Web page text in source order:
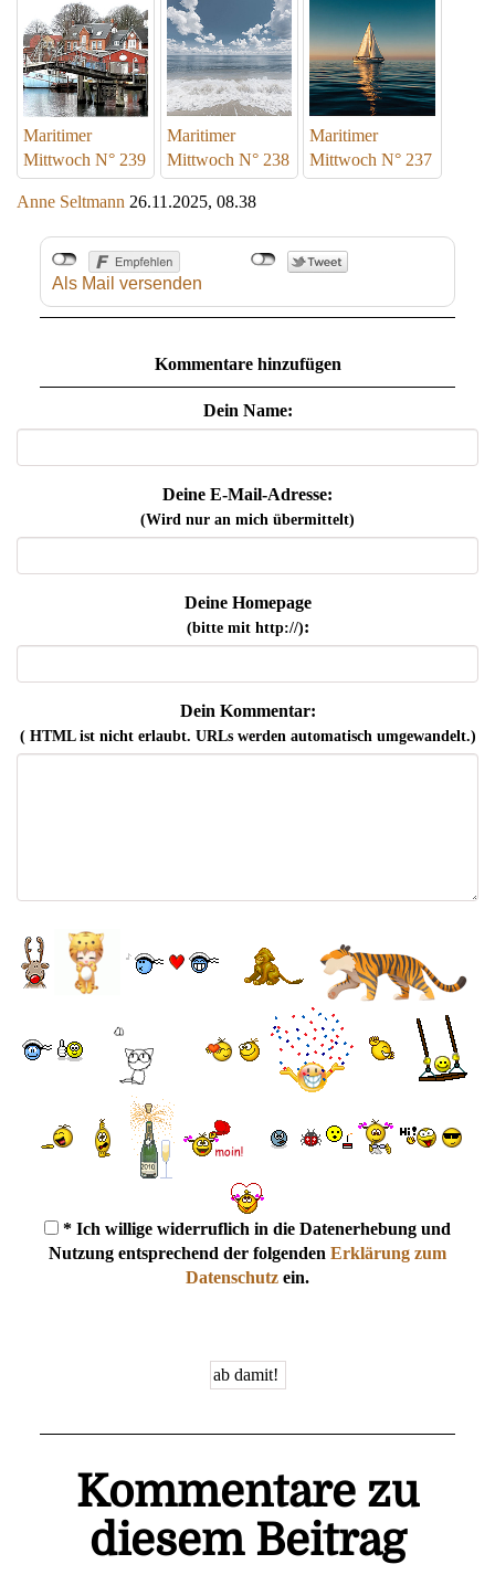
Maritimer
Mittwoch N° 239
Maritimer
Mittwoch N° 238
Maritimer
Mittwoch N° 237
Anne Seltmann 26.11.2025, 08.38
Als Mail versenden
Kommentare hinzufügen
Dein Name:
Deine E-Mail-Adresse:
(Wird nur an mich übermittelt)
Deine Homepage
(bitte mit http://):
Dein Kommentar:
( HTML ist nichterlaubt. URLs werden automatisch umgewandelt.)
* Ich willige widerruflich in die Datenerhebung und
Nutzung entsprechend der folgenden Erklärung zum
Datenschutz ein.
Kommentare zu
diesem Beitrag